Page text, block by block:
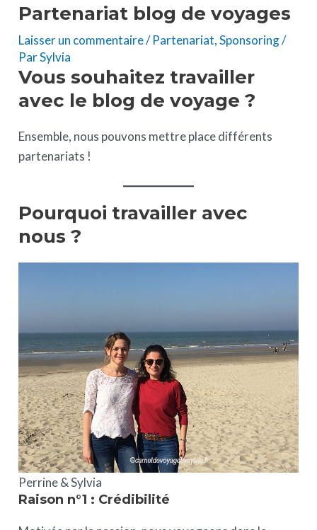
Partenariat blog de voyages
Laisser un commentaire/Partenariat,Sponsoring/
ParSylvia
Vous souhaitez travailler
avec le blog de voyage ?
Ensemble, nous pouvons mettre place différents
partenariats !
Pourquoi travailler avec
nous ?
Perrine & Sylvia
Raison n°1 : Crédibilité